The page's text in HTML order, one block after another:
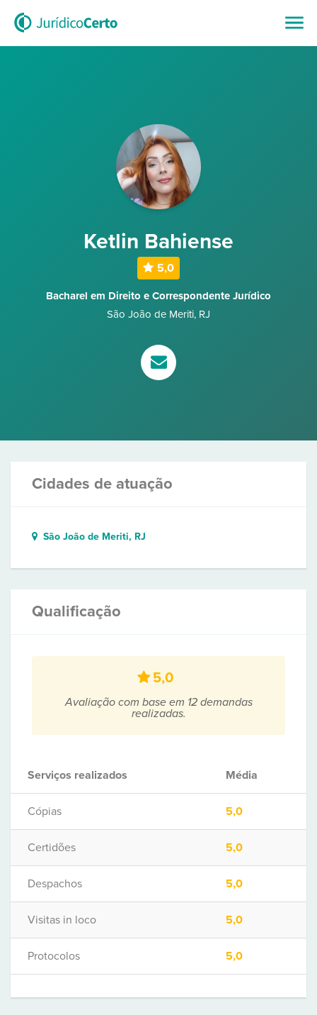
Ketlin Bahiense
5,0
Bacharel em Direito e Correspondente Jurídico
São João de Meriti, RJ
Cidades de atuação
São João de Meriti, RJ
Qualificação
5,0
Avaliação com base em 12 demandas
realizadas.
Serviços realizados Média
Cópias 5,0
Certidões 5,0
Despachos 5,0
Visitas in loco 5,0
Protocolos 5,0